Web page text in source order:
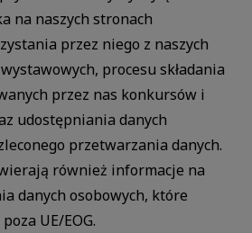
na naszych stronach
przez niego z naszych
procesu składania
przez nas konkursów i
udostępniania danych
przetwarzania danych.
również informacje na
danych osobowych, które
UE/EOG.